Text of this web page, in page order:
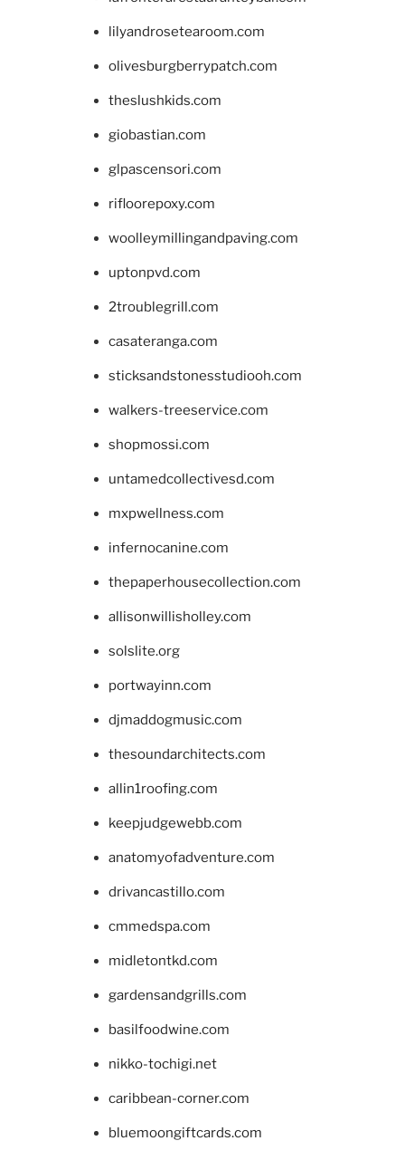
lilyandrosetearoom.com
olivesburgberrypatch.com
theslushkids.com
giobastian.com
glpascensori.com
rifloorepoxy.com
woolleymillingandpaving.com
uptonpvd.com
2troublegrill.com
casateranga.com
sticksandstonesstudiooh.com
walkers-treeservice.com
shopmossi.com
untamedcollectivesd.com
mxpwellness.com
infernocanine.com
thepaperhousecollection.com
allisonwillisholley.com
solslite.org
portwayinn.com
djmaddogmusic.com
thesoundarchitects.com
allin1roofing.com
keepjudgewebb.com
anatomyofadventure.com
drivancastillo.com
cmmedspa.com
midletontkd.com
gardensandgrills.com
basilfoodwine.com
nikko-tochigi.net
caribbean-corner.com
bluemoongiftcards.com